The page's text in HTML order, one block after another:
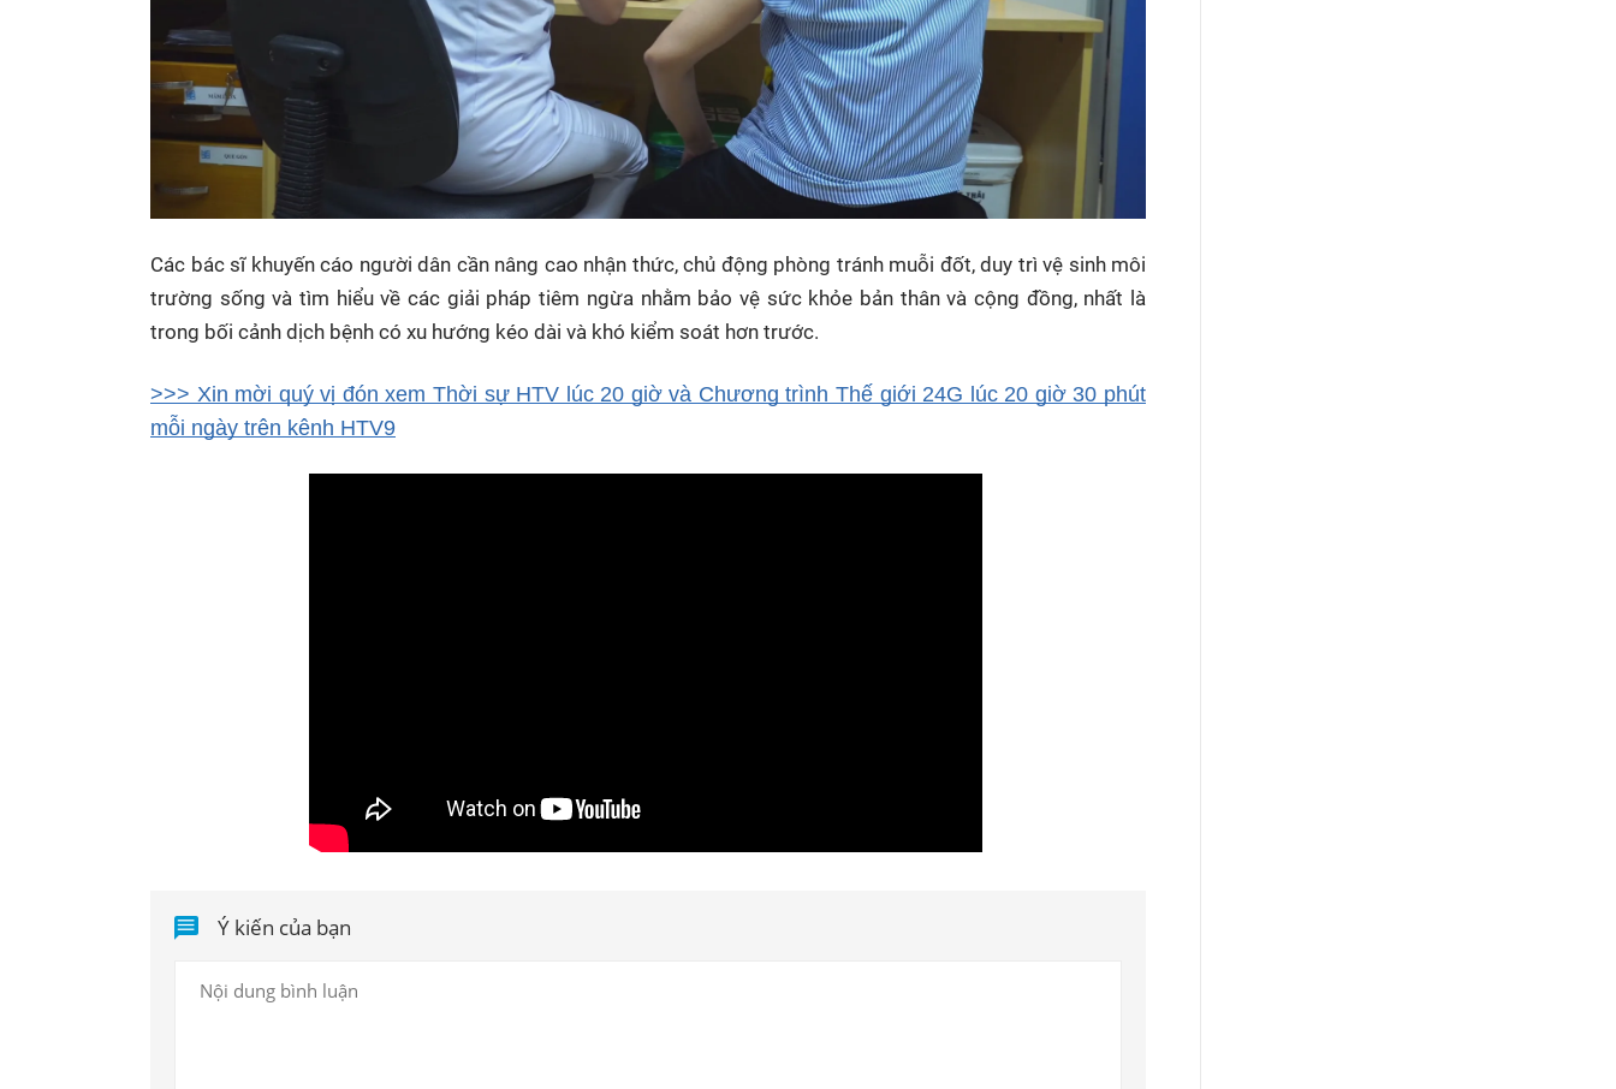
Các bác sĩ khuyến cáo người dân cần nâng cao nhận thức, chủ động phòng tránh muỗi đốt, duy trì vệ sinh môi
trường sống và tìm hiểu về các giải pháp tiêm ngừa nhằm bảo vệ sức khỏe bản thân và cộng đồng, nhất là
trong bối cảnh dịch bệnh có xu hướng kéo dài và khó kiểm soát hơn trước.
>>> Xin mời quý vị đón xem Thời sự HTV lúc 20 giờ và Chương trình Thế giới 24G lúc 20 giờ 30 phút
mỗi ngày trên kênh HTV9
Ý kiến của bạn